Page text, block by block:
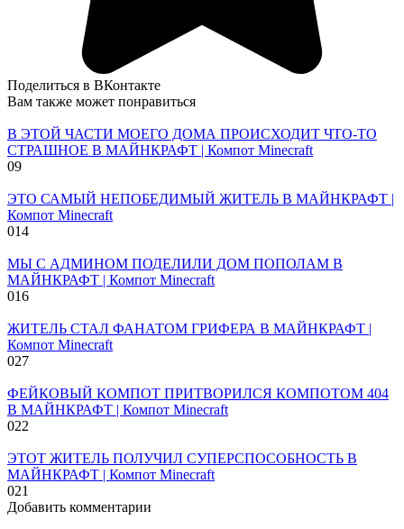
Поделиться в ВКонтакте
Вам также может понравиться
В ЭТОЙ ЧАСТИ МОЕГО ДОМА ПРОИСХОДИТ ЧТО-ТО
СТРАШНОЕ В МАЙНКРАФТ | Компот Minecraft
09
ЭТО САМЫЙ НЕПОБЕДИМЫЙ ЖИТЕЛЬ В МАЙНКРАФТ |
Компот Minecraft
014
МЫ С АДМИНОМ ПОДЕЛИЛИ ДОМ ПОПОЛАМ В
МАЙНКРАФТ | Компот Minecraft
016
ЖИТЕЛЬ СТАЛ ФАНАТОМ ГРИФЕРА В МАЙНКРАФТ |
Компот Minecraft
027
ФЕЙКОВЫЙ КОМПОТ ПРИТВОРИЛСЯ КОМПОТОМ 404
В МАЙНКРАФТ | Компот Minecraft
022
ЭТОТ ЖИТЕЛЬ ПОЛУЧИЛ СУПЕРСПОСОБНОСТЬ В
МАЙНКРАФТ | Компот Minecraft
021
Добавить комментарии